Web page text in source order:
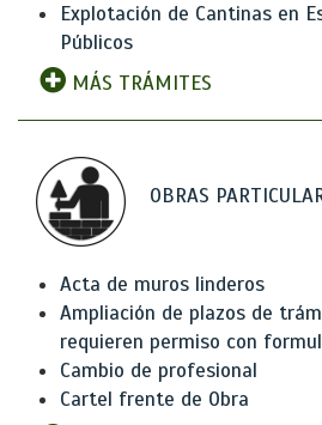
Explotación de Cantinas en
Públicos
MÁS TRÁMITES
OBRAS
Acta de muros linderos
Ampliación de plazos de
requieren permiso con
Cambio de profesional
Cartel frente de Obra